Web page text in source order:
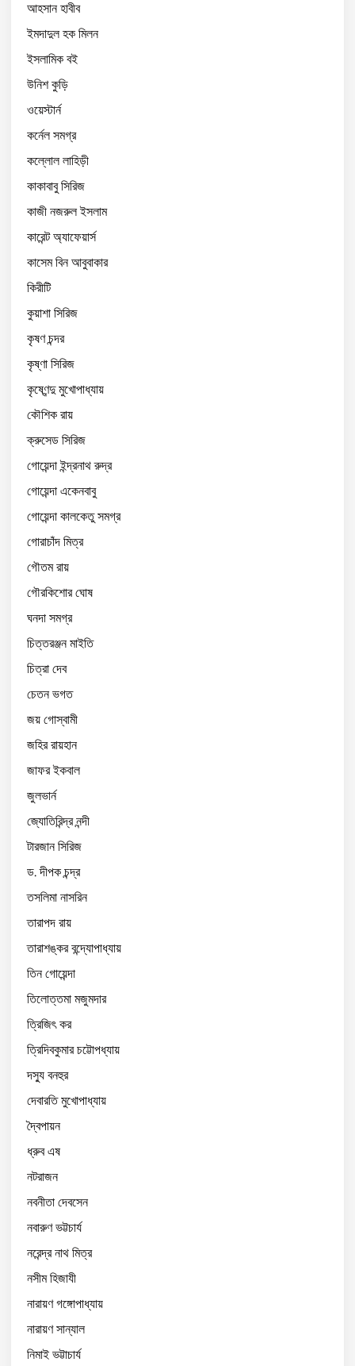
আহসান হাবীব
ইমদাদুল হক মিলন
ইসলামিক বই
উনিশ কুড়ি
ওয়েস্টার্ন
কর্নেল সমগ্র
কল্লোল লাহিড়ী
কাকাবাবু সিরিজ
কাজী নজরুল ইসলাম
কারেন্ট অ্যাফেয়ার্স
কাসেম বিন আবুবাকার
কিরীটি
কুয়াশা সিরিজ
কৃষণ চন্দর
কৃষ্ণা সিরিজ
কৃষ্ণেন্দু মুখোপাধ্যায়
কৌশিক রায়
ক্রুসেড সিরিজ
গোয়েন্দা ইন্দ্রনাথ রুদ্র
গোয়েন্দা একেনবাবু
গোয়েন্দা কালকেতু সমগ্র
গোরাচাঁদ মিত্র
গৌতম রায়
গৌরকিশোর ঘোষ
ঘনদা সমগ্র
চিত্তরঞ্জন মাইতি
চিত্রা দেব
চেতন ভগত
জয় গোস্বামী
জহির রায়হান
জাফর ইকবাল
জুলভার্ন
জ্যোতিরিন্দ্র নন্দী
টারজান সিরিজ
ড. দীপক চন্দ্র
তসলিমা নাসরিন
তারাপদ রায়
তারাশঙ্কর বন্দ্যোপাধ্যায়
তিন গোয়েন্দা
তিলোত্তমা মজুমদার
ত্রিজিৎ কর
ত্রিদিবকুমার চট্টোপধ্যায়
দস্যু বনহুর
দেবারতি মুখোপাধ্যায়
দ্বৈপায়ন
ধ্রুব এষ
নটরাজন
নবনীতা দেবসেন
নবারুণ ভট্টচার্য
নরেন্দ্র নাথ মিত্র
নসীম হিজাযী
নারায়ণ গঙ্গোপাধ্যায়
নারায়ণ সান্যাল
নিমাই ভট্টাচার্য